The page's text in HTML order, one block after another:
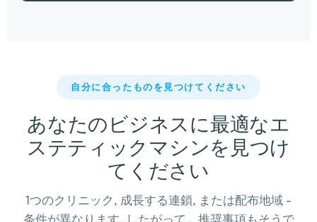
自分に合ったものを見つけてください
あなたのビジネスに最適なエ
ステティックマシンを見つけ
てください
1つのクリニック, 成長する連鎖, または配布地域 -